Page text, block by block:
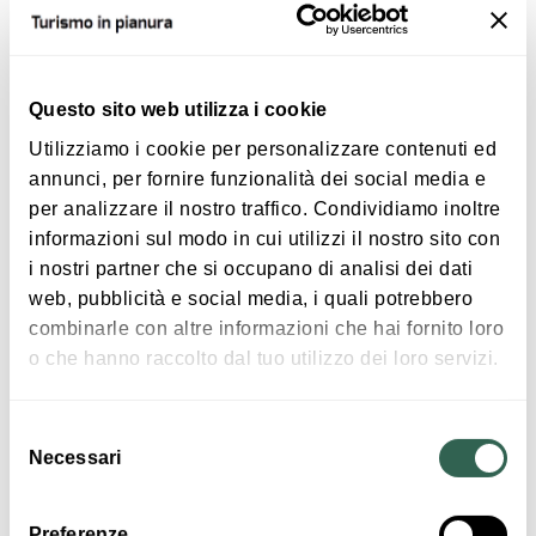
Questo sito web utilizza i cookie
Utilizziamo i cookie per personalizzare contenuti ed
annunci, per fornire funzionalità dei social media e
per analizzare il nostro traffico. Condividiamo inoltre
informazioni sul modo in cui utilizzi il nostro sito con
i nostri partner che si occupano di analisi dei dati
web, pubblicità e social media, i quali potrebbero
combinarle con altre informazioni che hai fornito loro
o che hanno raccolto dal tuo utilizzo dei loro servizi.
delNecessari
€ 15
La vita nel suolo
ANZOLA DELL'EMILIA